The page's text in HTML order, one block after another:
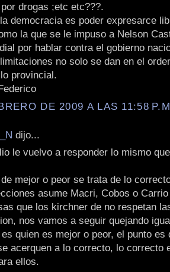
drogas ;etc etc???.
democracia es poder expresarce
la que se le impuso a Nelson
por hablar contra el gobierno
no solo se dan en el
provincial.
DE 2009 A LAS 11:58
dijo...
le vuelvo a responder lo mismo
mejor o peor se trata de lo
asume Macri, Cobos o
que los kirchner de no respetan
nos vamos a seguir quejando
quien es mejor o peor, el punto es
acerquen a lo correcto, lo correcto
ellos.